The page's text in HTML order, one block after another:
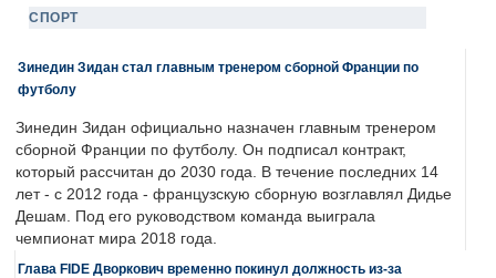
СПОРТ
Зинедин Зидан стал главным тренером сборной Франции по
футболу
Зинедин Зидан официально назначен главным тренером
сборной Франции по футболу. Он подписал контракт,
который рассчитан до 2030 года. В течение последних 14
лет - с 2012 года - французскую сборную возглавлял Дидье
Дешам. Под его руководством команда выиграла
чемпионат мира 2018 года.
Глава FIDE Дворкович временно покинул должность из-за